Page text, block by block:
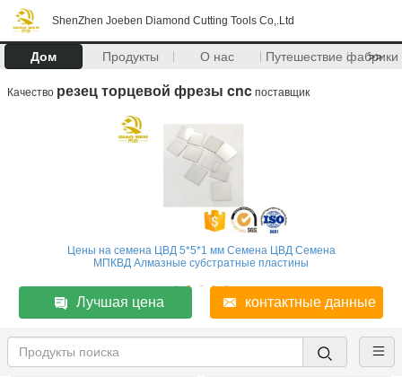
ShenZhen Joeben Diamond Cutting Tools Co,.Ltd
Дом Продукты О нас Путешествие фабрики
>>
Качество резец торцевой фрезы cnc поставщик
Цены на семена ЦВД 5*5*1 мм Семена ЦВД Семена
МПКВД Алмазные субстратные пластины
Лучшая цена контактные данные